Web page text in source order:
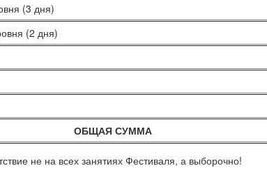
(3 дня)
(2 дня)
ОБЩАЯ СУММА
не на всех занятиях Фестиваля, а выборочно!